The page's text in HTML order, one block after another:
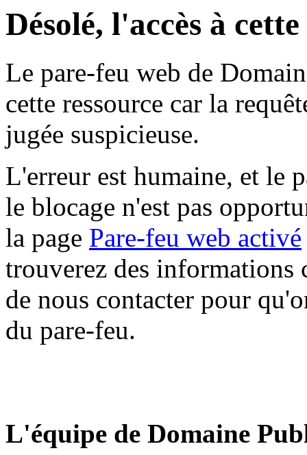
Désolé, l'accès à
Le pare-feu web de
cette ressource car la
jugée suspicieuse.
L'erreur est humaine, et le
le blocage n'est pas
la page Pare-feu web activé
trouverez des informations
de nous contacter pour
du pare-feu.
L'équipe de Domaine